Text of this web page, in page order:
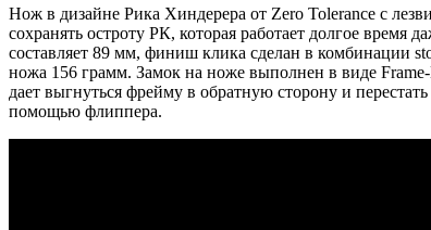
Нож в дизайне Рика Хиндерера от Zero Tolerance с
сохранять остроту РК, которая работает долгое
составляет 89 мм, финиш клика сделан в комбинации
ножа 156 грамм. Замок на ноже выполнен в виде
дает выгнуться фрейму в обратную сторону и
помощью флиппера.